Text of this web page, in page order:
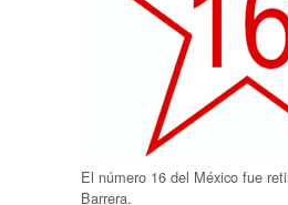
El número 16 del México fue
Barrera.